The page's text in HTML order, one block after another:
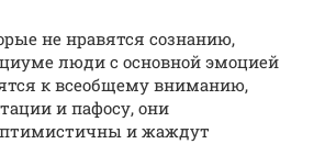
не нравятся сознанию,
люди с основной эмоцией
к всеобщему вниманию,
и пафосу, они
и жаждут